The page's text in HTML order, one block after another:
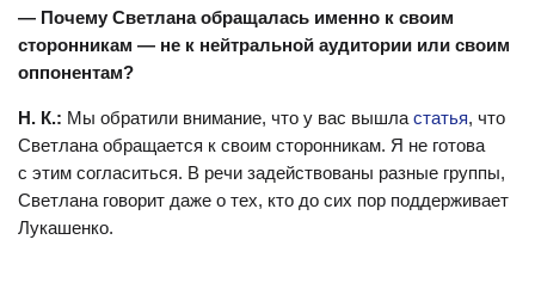
— Почему Светлана обращалась именно к своим
сторонникам — не к нейтральной аудитории или своим
оппонентам?
Н. К.: Мы обратили внимание, что у вас вышла статья, что
Светлана обращается к своим сторонникам. Я не готова
с этим согласиться. В речи задействованы разные группы,
Светлана говорит даже о тех, кто до сих пор поддерживает
Лукашенко.